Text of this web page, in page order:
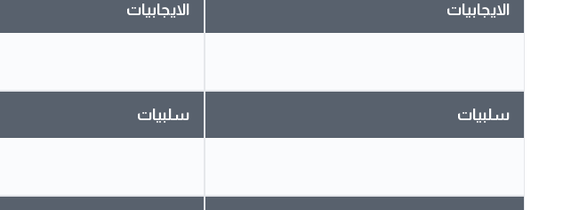
الايجابيات الايجابيات
سلبيات سلبيات